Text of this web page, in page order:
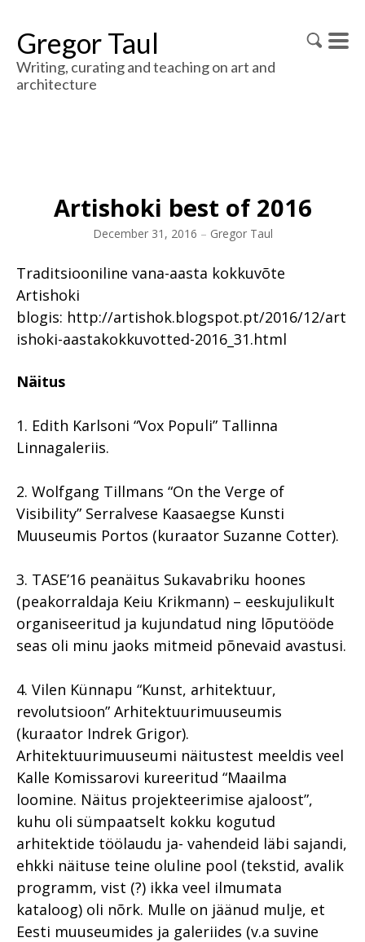
Gregor Taul
Writing, curating and teaching on art and
architecture
Artishoki best of 2016
December 31, 2016 – Gregor Taul
Traditsiooniline vana-aasta kokkuvõte
Artishoki
blogis: http://artishok.blogspot.pt/2016/12/art
ishoki-aastakokkuvotted-2016_31.html
Näitus
1. Edith Karlsoni “Vox Populi” Tallinna
Linnagaleriis.
2. Wolfgang Tillmans “On the Verge of
Visibility” Serralvese Kaasaegse Kunsti
Muuseumis Portos (kuraator Suzanne Cotter).
3. TASE’16 peanäitus Sukavabriku hoones
(peakorraldaja Keiu Krikmann) – eeskujulikult
organiseeritud ja kujundatud ning lõputööde
seas oli minu jaoks mitmeid põnevaid avastusi.
4. Vilen Künnapu “Kunst, arhitektuur,
revolutsioon” Arhitektuurimuuseumis
(kuraator Indrek Grigor).
Arhitektuurimuuseumi näitustest meeldis veel
Kalle Komissarovi kureeritud “Maailma
loomine. Näitus projekteerimise ajaloost”,
kuhu oli sümpaatselt kokku kogutud
arhitektide töölaudu ja- vahendeid läbi sajandi,
ehkki näituse teine oluline pool (tekstid, avalik
programm, vist (?) ikka veel ilmumata
kataloog) oli nõrk. Mulle on jäänud mulje, et
Eesti muuseumides ja galeriides (v.a suvine